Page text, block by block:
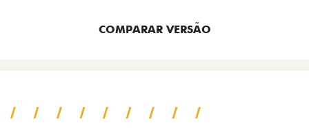
COMPARAR VERSÃO